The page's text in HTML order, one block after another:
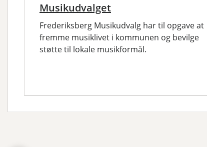
Musikudvalget
Frederiksberg Musikudvalg har til opgave at
fremme musiklivet i kommunen og bevilge
støtte til lokale musikformål.